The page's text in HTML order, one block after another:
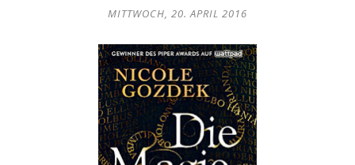
MITTWOCH, 20. APRIL 2016